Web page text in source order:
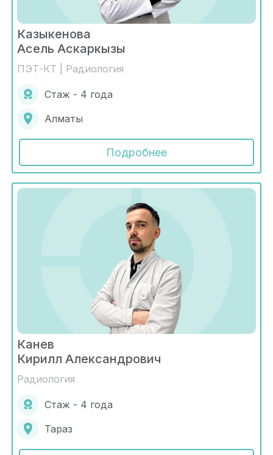
Казыкенова
Асель Аскаркызы
ПЭТ-КТ | Радиология
Стаж - 4 года
Алматы
Подробнее
Канев
Кирилл Александрович
Радиология
Стаж - 4 года
Тараз